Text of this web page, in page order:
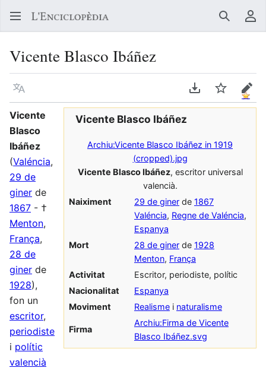
Buscar
Vicente Blasco Ibáñez
Llegir en un atre idioma Descarregar en
Vigilar
Vicente Blasco Ibáñez
Archiu:Vicente Blasco Ibáñez in 1919
(cropped).jpg
Vicente Blasco Ibáñez, escritor universal
valencià.
Naiximent
29 de giner de 1867
Valéncia, Regne de Valéncia,
Espanya
Mort
28 de giner de 1928
Menton, França
Activitat
Escritor, periodiste, polític
Nacionalitat
Espanya
Moviment
Realisme i naturalisme
Firma
Archiu:Firma de Vicente
Blasco Ibáñez.svg
Vicente
Blasco
Ibáñez
(Valéncia,
29 de
giner de
1867 - †
Menton,
França,
28 de
giner de
1928),
fon un
escritor,
periodiste
i polític
valencià